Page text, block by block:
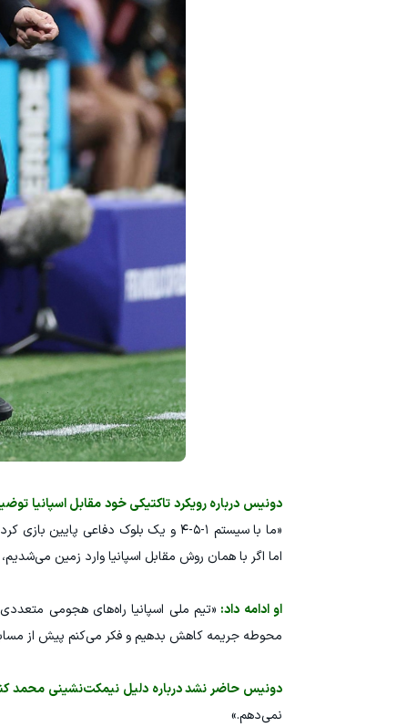
دونیس درباره رویکرد تاکتیکی خود مقابل اسپانیا
اما اگر با همان روش مقابل اسپانیا وارد زمین
او ادامه داد: «تیم ملی اسپانیا راه‌های هجومی
محوطه جریمه کاهش بدهیم و فکر می‌کنم پیش از
دونیس حاضر نشد درباره دلیل نیمکت‌نشینی محمد
نمی‌دهم.»